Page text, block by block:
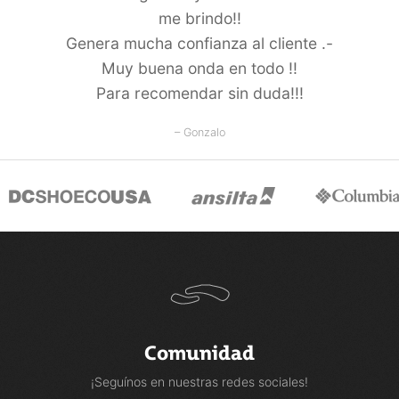
me brindo!!
Genera mucha confianza al cliente .-
Muy buena onda en todo !!
Para recomendar sin duda!!!
– Gonzalo
Comunidad
¡Seguínos en nuestras redes sociales!